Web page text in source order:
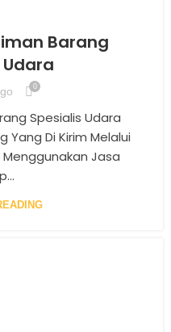
Barang
0
Spesialis Udara
Yang Di Kirim Melalui
Jasa